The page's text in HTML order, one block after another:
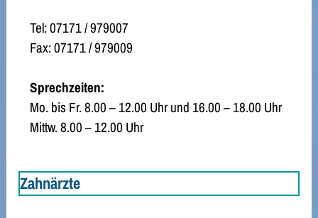
Tel: 07171 / 979007
Fax: 07171 / 979009
Sprechzeiten:
Mo. bis Fr. 8.00 – 12.00 Uhr und 16.00 – 18.00 Uhr
Mittw. 8.00 – 12.00 Uhr
Zahnärzte